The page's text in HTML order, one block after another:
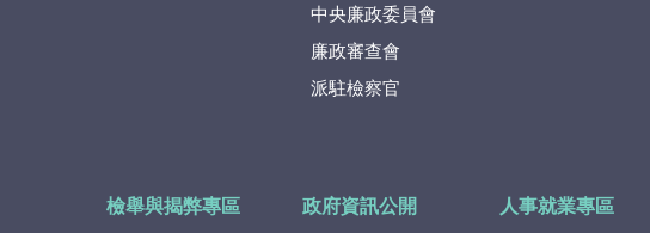
中央廉政委員會
廉政審查會
派駐檢察官
檢舉與揭弊專區 政府資訊公開 人事就業專區